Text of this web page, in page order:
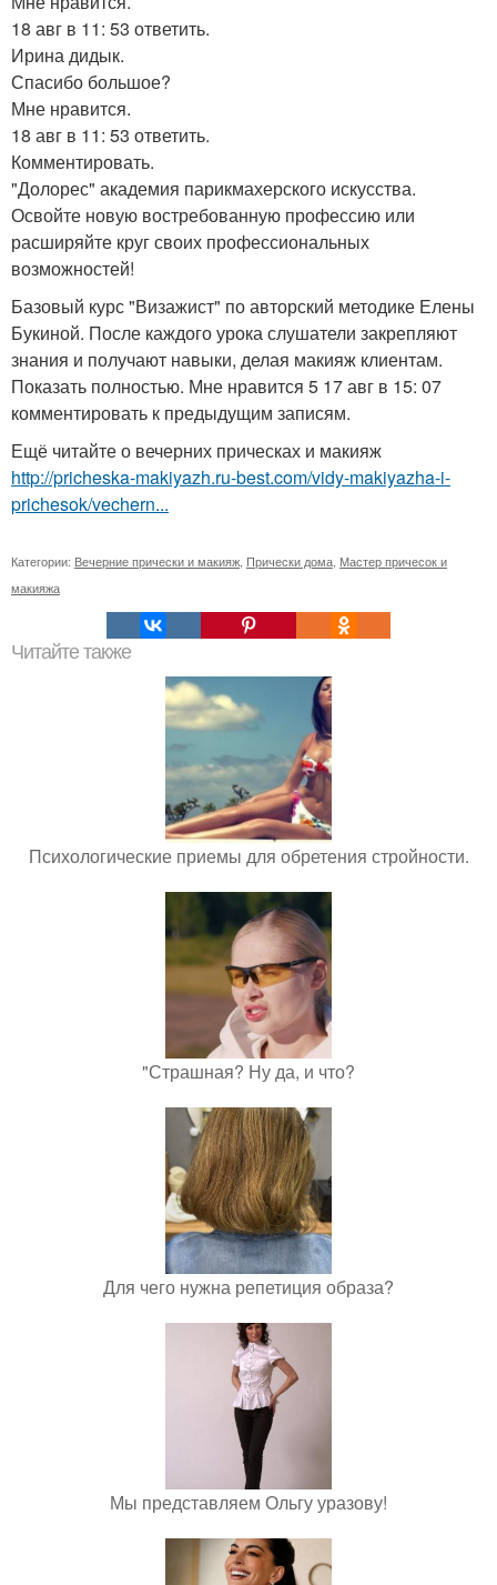
18 авг в 11: 53 ответить.
Ирина дидык.
Спасибо большое?
Мне нравится.
18 авг в 11: 53 ответить.
Комментировать.
"Долорес" академия парикмахерского искусства.
Освойте новую востребованную профессию или
расширяйте круг своих профессиональных
возможностей!
Базовый курс "Визажист" по авторский методике Елены
Букиной. После каждого урока слушатели закрепляют
знания и получают навыки, делая макияж клиентам.
Показать полностью. Мне нравится 5 17 авг в 15: 07
комментировать к предыдущим записям.
Ещё читайте о вечерних прическах и макияж
http://pricheska-makiyazh.ru-best.com/vidy-makiyazha-i-
prichesok/vechern...
Категории: Вечерние прически и макияж, Прически дома, Мастер причесок и
макияжа
Читайте также
Психологические приемы для обретения стройности.
"Страшная? Ну да, и что?
Для чего нужна репетиция образа?
Мы представляем Ольгу уразову!